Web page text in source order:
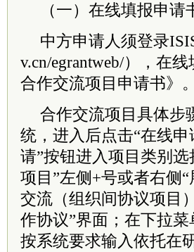
（一）在线填报申请
中方申请人须登录
v.cn/egrantweb/），在
合作交流项目申请书》。
合作交流项目具体步
统，进入后点击“在线
请”按钮进入项目类别
项目”左侧+号或者右侧
交流（组织间协议项目
作协议”界面；在下拉菜
按系统要求输入依托在